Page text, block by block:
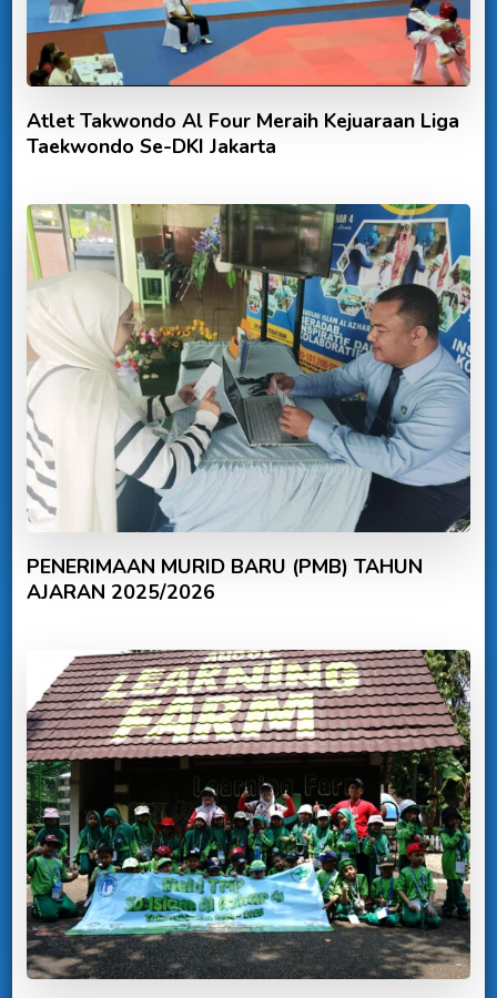
Atlet Takwondo Al Four Meraih Kejuaraan Liga
Taekwondo Se-DKI Jakarta
PENERIMAAN MURID BARU (PMB) TAHUN
AJARAN 2025/2026